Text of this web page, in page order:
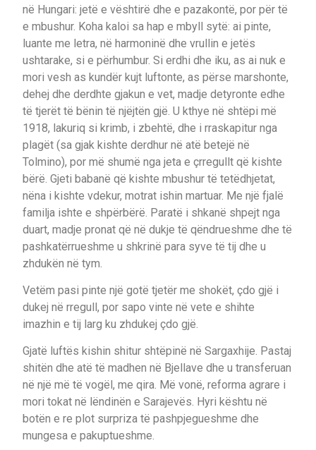
në Hungari: jetë e vështirë dhe e pazakontë, por për të
e mbushur. Koha kaloi sa hap e mbyll sytë: ai pinte,
luante me letra, në harmoninë dhe vrullin e jetës
ushtarake, si e përhumbur. Si erdhi dhe iku, as ai nuk e
mori vesh as kundër kujt luftonte, as përse marshonte,
dehej dhe derdhte gjakun e vet, madje detyronte edhe
të tjerët të bënin të njëjtën gjë. U kthye në shtëpi më
1918, lakuriq si krimb, i zbehtë, dhe i rraskapitur nga
plagët (sa gjak kishte derdhur në atë betejë në
Tolmino), por më shumë nga jeta e çrregullt që kishte
bërë. Gjeti babanë që kishte mbushur të tetëdhjetat,
nëna i kishte vdekur, motrat ishin martuar. Me një fjalë
familja ishte e shpërbërë. Paratë i shkanë shpejt nga
duart, madje pronat që në dukje të qëndrueshme dhe të
pashkatërrueshme u shkrinë para syve të tij dhe u
zhdukën në tym.
Vetëm pasi pinte një gotë tjetër me shokët, çdo gjë i
dukej në rregull, por sapo vinte në vete e shihte
imazhin e tij larg ku zhdukej çdo gjë.
Gjatë luftës kishin shitur shtëpinë në Sargaxhije. Pastaj
shitën dhe atë të madhen në Bjellave dhe u transferuan
në një më të vogël, me qira. Më vonë, reforma agrare i
mori tokat në lëndinën e Sarajevës. Hyri kështu në
botën e re plot surpriza të pashpjegueshme dhe
mungesa e pakuptueshme.